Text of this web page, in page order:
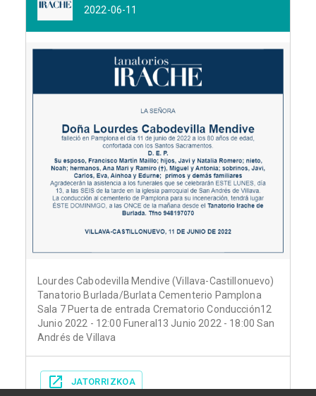
2022-06-11
Lourdes Cabodevilla Mendive (Villava-Castillonuevo)
Tanatorio Burlada/Burlata Cementerio Pamplona
Sala 7 Puerta de entrada Crematorio Conducción12
Junio 2022 - 12:00 Funeral13 Junio 2022 - 18:00 San
Andrés de Villava
JATORRIZKOA